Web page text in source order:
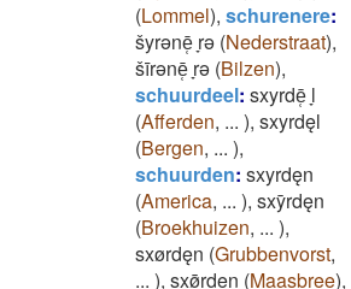
(Lommel), schurenere:
šyrǝnē̜ ̞rǝ (Nederstraat),
šīrǝnē̜ ̞rǝ (Bilzen),
schuurdeel: sxyrdē̜ ̞l
(Afferden, ... ), sxyrdęl
(Bergen, ... ),
schuurden: sxyrdęn
(America, ... ), sxȳrdęn
(Broekhuizen, ... ),
sxørdęn (Grubbenvorst,
... ), sxø̄rden (Maasbree),